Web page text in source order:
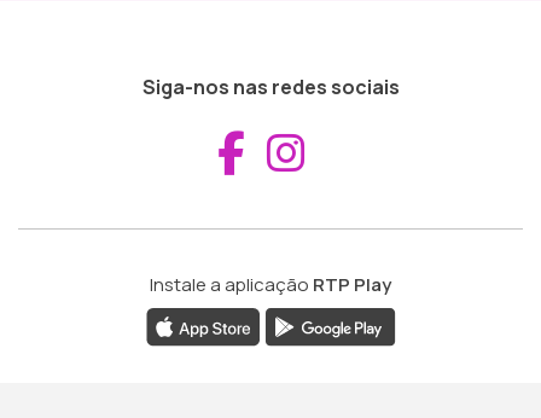
Siga-nos nas redes sociais
Aceder ao
Instale a aplicação RTP Play